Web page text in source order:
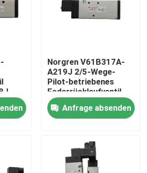
Norgren V61B317A-
A219J 2/5-Wege-
Pilot-betriebenes
Federrücklaufventil
Anfrage absenden